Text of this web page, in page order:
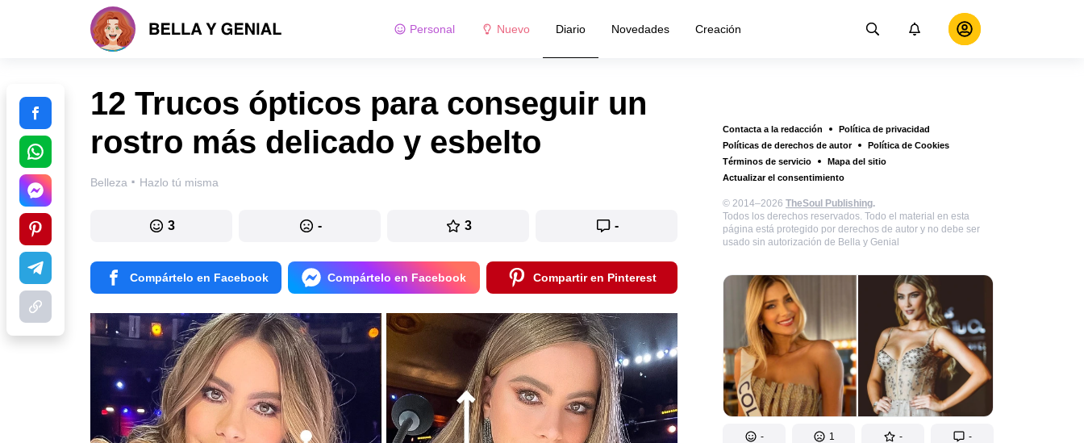
Personal Nuevo Diario Novedades Creación
Contacta a la redacción
Política de privacidad
Políticas de derechos de autor
Política de Cookies
Términos de servicio
Mapa del sitio
Actualizar el consentimiento
© 2014–2026 TheSoul Publishing.
Todos los derechos reservados. Todo el material en esta
página está protegido por derechos de autor y no debe ser
usado sin autorización de Bella y Genial
- 1 - -
12 Trucos ópticos para conseguir un
rostro más delicado y esbelto
Belleza · Hazlo tú misma
3 - 3 -
Compártelo en Facebook Compártelo en Facebook Compartir en Pinterest